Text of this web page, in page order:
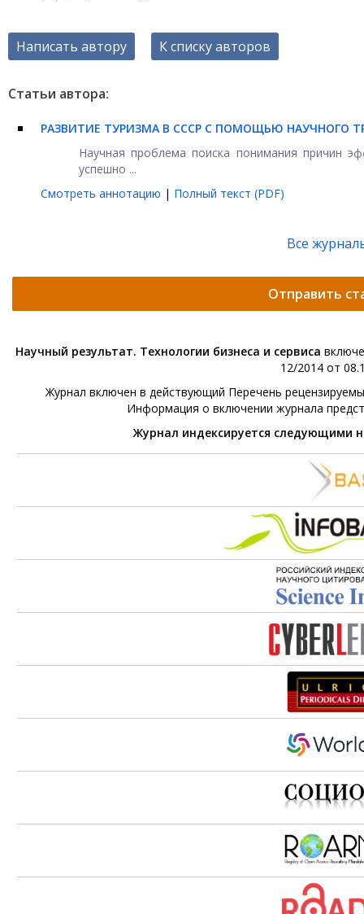
Написать автору К списку авторов
Статьи автора:
РАЗВИТИЕ ТУРИЗМА В СССР С ПОМОЩЬЮ НАУЧНОГО
Научная проблема поиска понимания причин
успешно ...
Смотреть аннотацию | Полный текст (PDF)
Все
Отправить
Научный результат. Технологии бизнеса и сервиса
12/2014 от
Журнал включен в действующий Перечень
Информация о включении журнала
Журнал индексируется следующими